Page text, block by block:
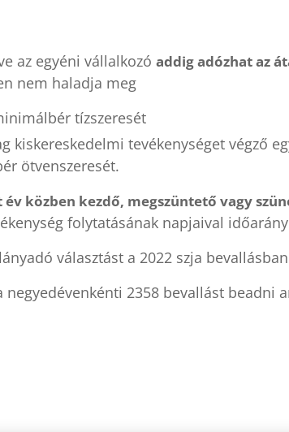
az egyéni vállalkozó addig adózhat az
nem haladja meg
tízszeresét
kiskereskedelmi tevékenységet végző
ötvenszeresét.
év közben kezdő, megszüntető vagy
folytatásának napjaival
választást a 2022 szja
negyedévenkénti 2358 bevallást beadni